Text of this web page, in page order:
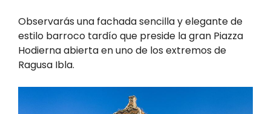
Observarás una fachada sencilla y elegante de
estilo barroco tardío que preside la gran Piazza
Hodierna abierta en uno de los extremos de
Ragusa Ibla.